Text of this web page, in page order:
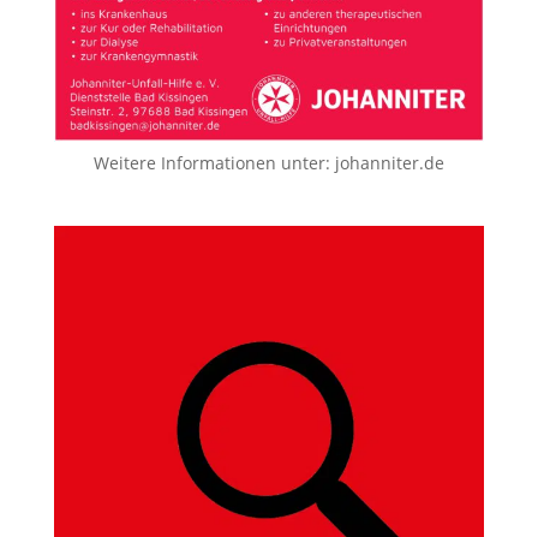
Weitere Informationen unter: johanniter.de